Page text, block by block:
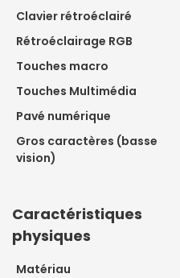
Clavier rétroéclairé
Rétroéclairage RGB
Touches macro
Touches Multimédia
Pavé numérique
Gros caractères (basse
vision)
Caractéristiques
physiques
Matériau